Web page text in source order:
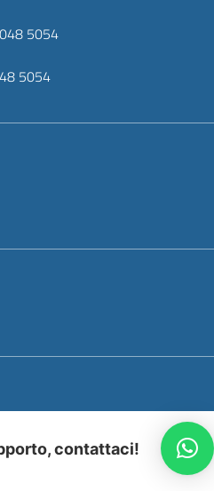
5054
5054
contattaci!